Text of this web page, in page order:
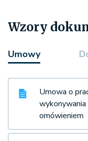
Wzory
Umowy
Umowa o
omówieniem